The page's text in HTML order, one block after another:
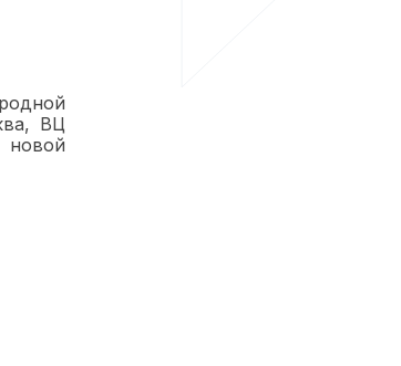
ВЦ
новой